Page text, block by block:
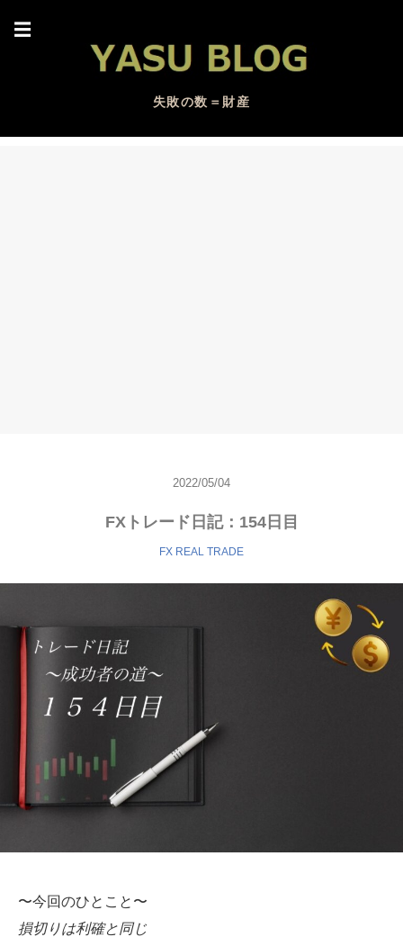
☰
失敗の数＝財産
2022/05/04
FXトレード日記：154日目
FX REAL TRADE
〜今回のひとこと〜
損切りは利確と同じ